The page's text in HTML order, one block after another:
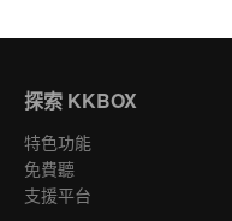
探索 KKBOX
特色功能
免費聽
支援平台